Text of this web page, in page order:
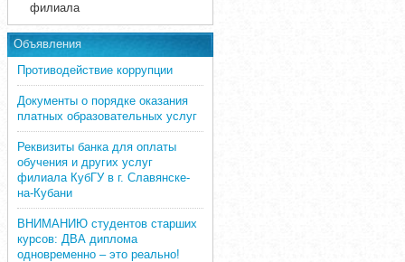
филиала
Объявления
Противодействие коррупции
Документы о порядке оказания
платных образовательных услуг
Реквизиты банка для оплаты
обучения и других услуг
филиала КубГУ в г. Славянске-
на-Кубани
ВНИМАНИЮ студентов старших
курсов: ДВА диплома
одновременно – это реально!